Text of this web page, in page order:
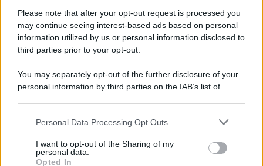
Please note that after your opt-out request is processed you
may continue seeing interest-based ads based on personal
information utilized by us or personal information disclosed to
third parties prior to your opt-out.
You may separately opt-out of the further disclosure of your
personal information by third parties on the IAB’s list of
This information may also be disclosed by us to third parties
disclose it to other third parties.
Personal Data Processing Opt Outs
I want to opt-out of the Sharing of my
personal data.
Opted In
ISCRIZIONE AL ROC N. 35792 – ISCRITTA ALL’ANSO
(ASSOCIAZIONE NAZIONALE STAMPA ONLINE)
PREFERENZE PRIVACY